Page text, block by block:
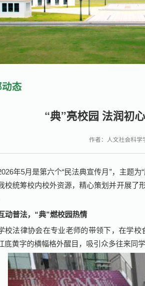
态
“典”亮校园 法润初
作者：人文社会科学
年5月是第六个“民法典宣传月”，主题
校统筹校内校外资源，精心策划并开展了
动普法， “典”燃校园热情
校法律协会在专业老师的带领下，在学校
底黄字的横幅格外醒目，吸引众多往来同学